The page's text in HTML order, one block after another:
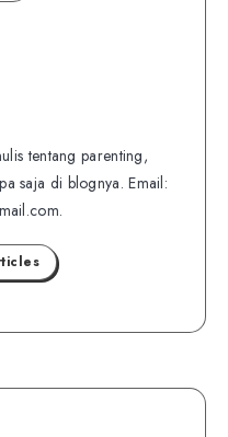
tentang parenting,
saja di blognya. Email: